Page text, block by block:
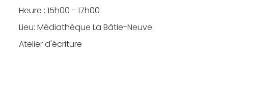
Heure : 15h00 - 17h00
Lieu: Médiathèque La Bâtie-Neuve
Atelier d'écriture